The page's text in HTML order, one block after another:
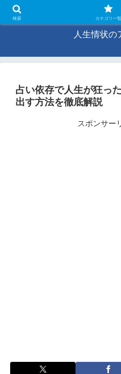
未来の旋律、感じ
人生情状の
占い依存で人生が狂っ
出す方法を徹底解説
スポンサー
検索 カテゴリ一覧